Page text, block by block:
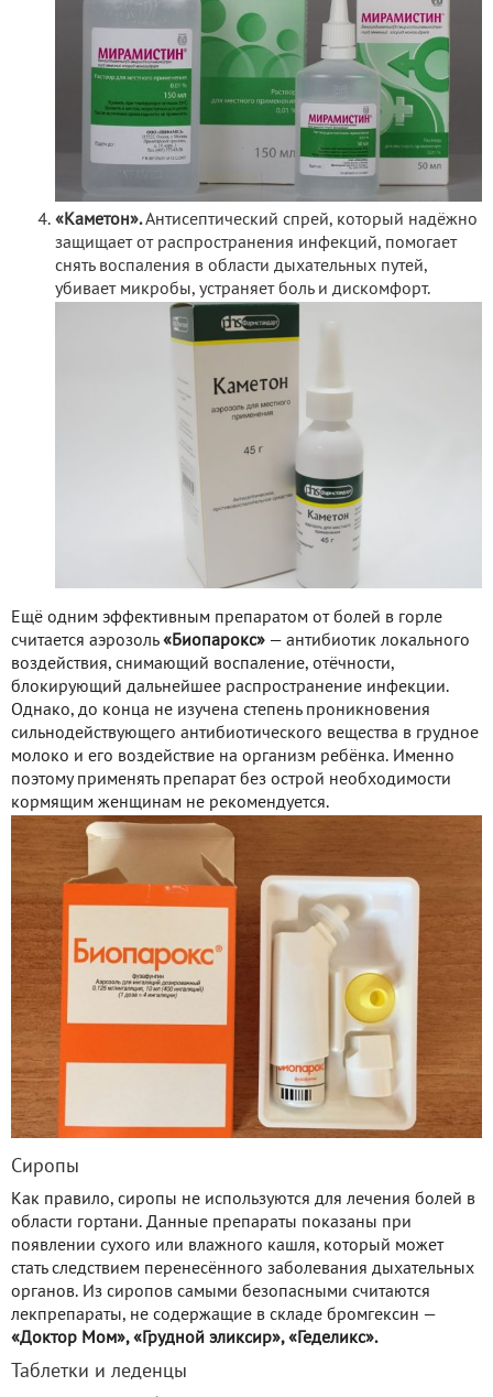
«Каметон».Антисептический спрей, который надёжно
защищает от распространения инфекций, помогает
снять воспаления в области дыхательных путей,
убивает микробы, устраняет боль и дискомфорт.
Ещё одним эффективным препаратом от болей в горле
считается аэрозоль «Биопарокс» — антибиотик локального
воздействия, снимающий воспаление, отёчности,
блокирующий дальнейшее распространение инфекции.
Однако, до конца не изучена степень проникновения
сильнодействующего антибиотического вещества в грудное
молоко и его воздействие на организм ребёнка. Именно
поэтому применять препарат без острой необходимости
кормящим женщинам не рекомендуется.
Сиропы
Как правило, сиропы не используются для лечения болей в
области гортани. Данные препараты показаны при
появлении сухого или влажного кашля, который может
стать следствием перенесённого заболевания дыхательных
органов. Из сиропов самыми безопасными считаются
лекпрепараты, не содержащие в складе бромгексин —
«Доктор Мом», «Грудной эликсир», «Геделикс».
Таблетки и леденцы